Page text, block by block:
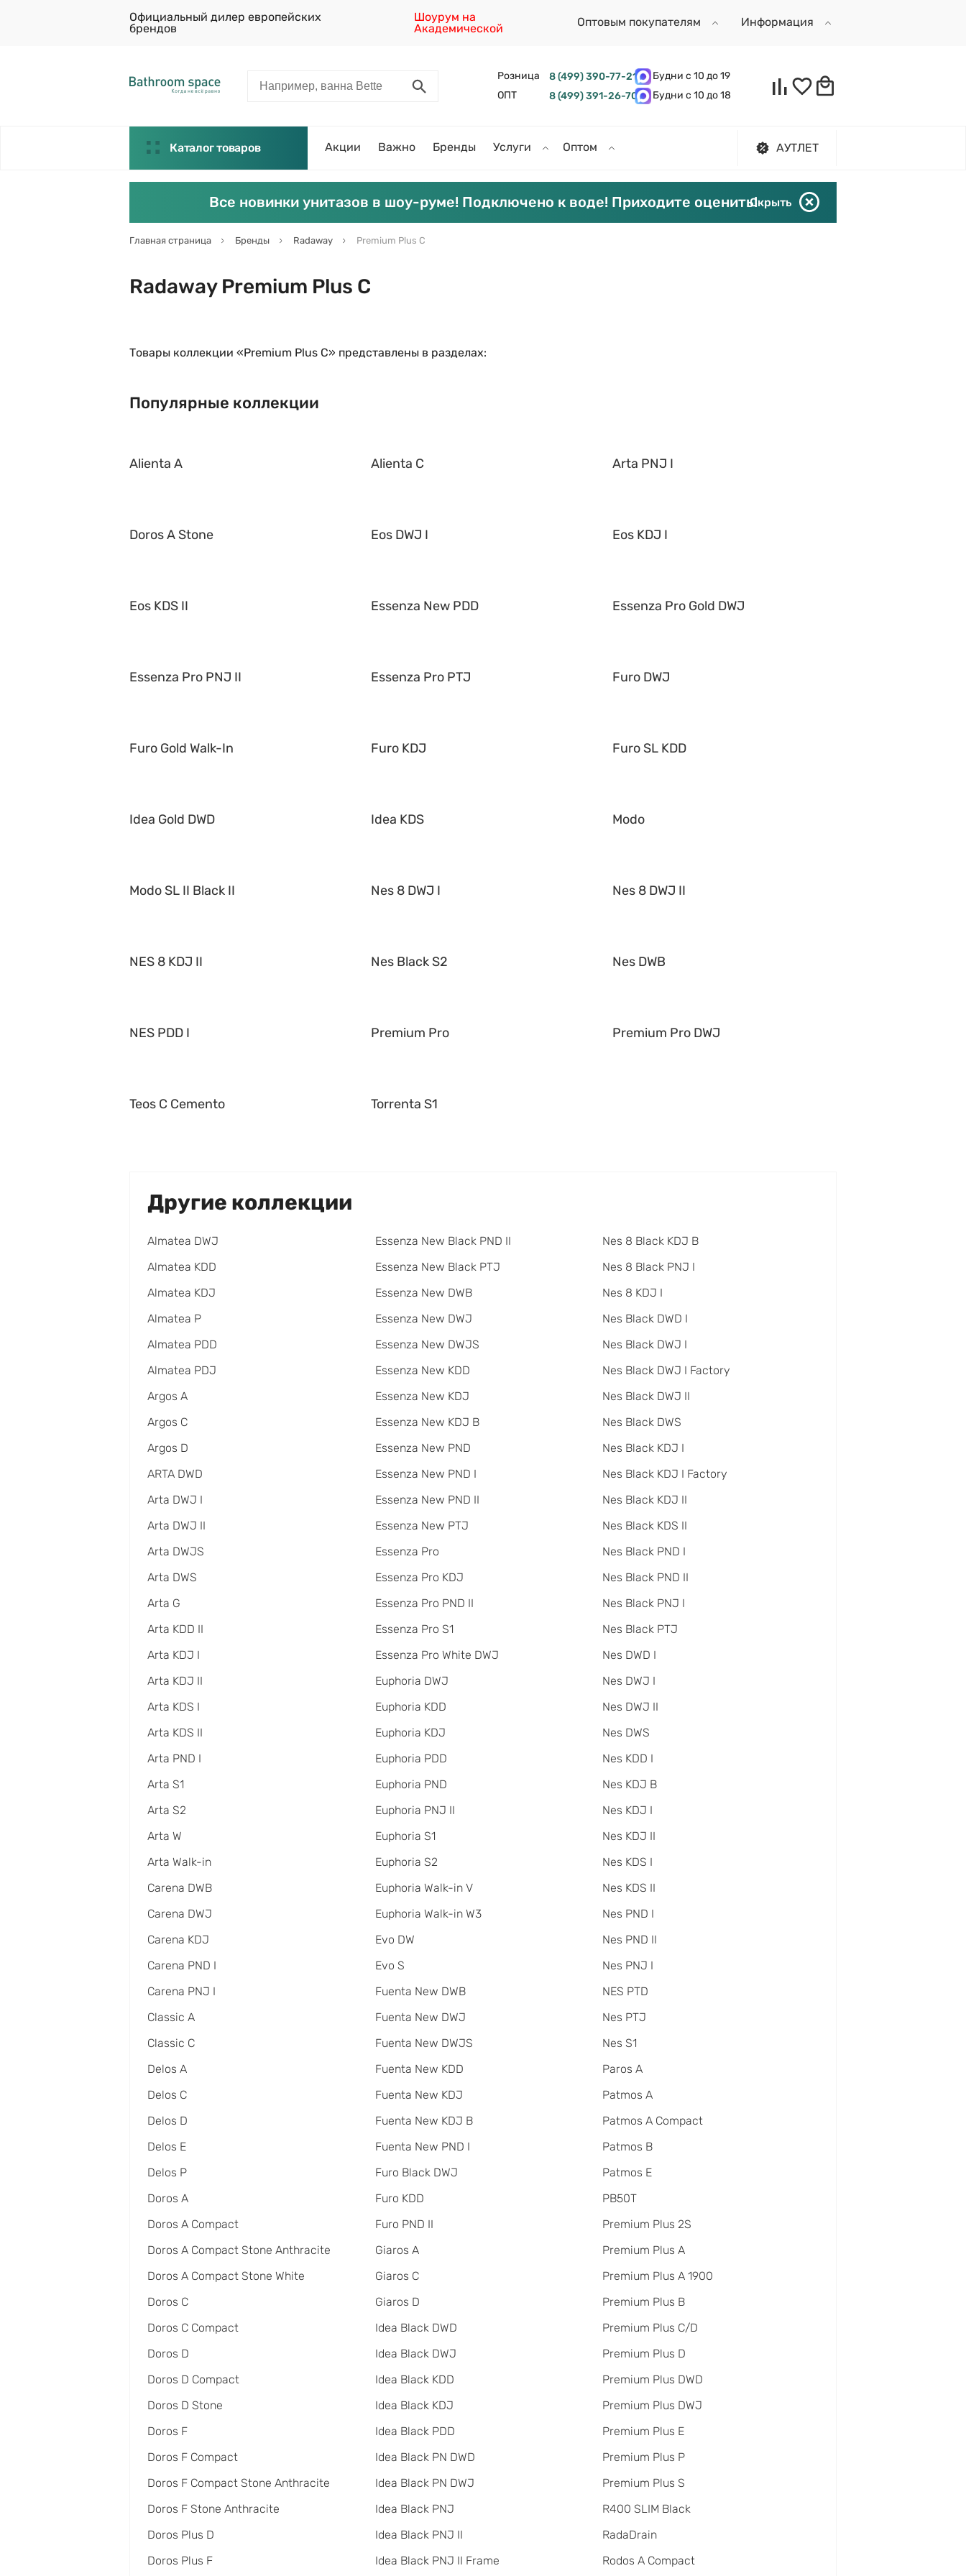
Официальный дилер европейских
брендов
Шоурум на
Академической
Оптовым покупателям Информация
Розница 8 (499) 390-77-21
Будни с 10 до 19
ОПТ
8 (499) 391-26-70 Будни с 10 до 18
Каталог товаров Акции Важно Бренды Услуги Оптом АУТЛЕТ
Все новинки унитазов в шоу-руме! Подключено к воде! Приходите оценить!Скрыть
Главная страница Бренды Radaway Premium Plus C
Radaway Premium Plus C
Товары коллекции «Premium Plus C» представлены в разделах:
Популярные коллекции
Alienta A Alienta C Arta PNJ I
Doros A Stone Eos DWJ I Eos KDJ I
Eos KDS II Essenza New PDD Essenza Pro Gold DWJ
Essenza Pro PNJ II Essenza Pro PTJ Furo DWJ
Furo Gold Walk-In Furo KDJ Furo SL KDD
Idea Gold DWD Idea KDS Modo
Modo SL II Black II Nes 8 DWJ I Nes 8 DWJ II
NES 8 KDJ II Nes Black S2 Nes DWB
NES PDD I Premium Pro Premium Pro DWJ
Teos C Cemento Torrenta S1
Другие коллекции
Almatea DWJ
Almatea KDD
Almatea KDJ
Almatea P
Almatea PDD
Almatea PDJ
Argos A
Argos C
Argos D
ARTA DWD
Arta DWJ I
Arta DWJ II
Arta DWJS
Arta DWS
Arta G
Arta KDD II
Arta KDJ I
Arta KDJ II
Arta KDS I
Arta KDS II
Arta PND I
Arta S1
Arta S2
Arta W
Arta Walk-in
Carena DWB
Carena DWJ
Carena KDJ
Carena PND I
Carena PNJ I
Classic A
Classic C
Delos A
Delos C
Delos D
Delos E
Delos P
Doros A
Doros A Compact
Doros A Compact Stone Anthracite
Doros A Compact Stone White
Doros C
Doros C Compact
Doros D
Doros D Compact
Doros D Stone
Doros F
Doros F Compact
Doros F Compact Stone Anthracite
Doros F Stone Anthracite
Doros Plus D
Doros Plus F
Essenza New Black PND II
Essenza New Black PTJ
Essenza New DWB
Essenza New DWJ
Essenza New DWJS
Essenza New KDD
Essenza New KDJ
Essenza New KDJ B
Essenza New PND
Essenza New PND I
Essenza New PND II
Essenza New PTJ
Essenza Pro
Essenza Pro KDJ
Essenza Pro PND II
Essenza Pro S1
Essenza Pro White DWJ
Euphoria DWJ
Euphoria KDD
Euphoria KDJ
Euphoria PDD
Euphoria PND
Euphoria PNJ II
Euphoria S1
Euphoria S2
Euphoria Walk-in V
Euphoria Walk-in W3
Evo DW
Evo S
Fuenta New DWB
Fuenta New DWJ
Fuenta New DWJS
Fuenta New KDD
Fuenta New KDJ
Fuenta New KDJ B
Fuenta New PND I
Furo Black DWJ
Furo KDD
Furo PND II
Giaros A
Giaros C
Giaros D
Idea Black DWD
Idea Black DWJ
Idea Black KDD
Idea Black KDJ
Idea Black PDD
Idea Black PN DWD
Idea Black PN DWJ
Idea Black PNJ
Idea Black PNJ II
Idea Black PNJ II Frame
Nes 8 Black KDJ B
Nes 8 Black PNJ I
Nes 8 KDJ I
Nes Black DWD I
Nes Black DWJ I
Nes Black DWJ I Factory
Nes Black DWJ II
Nes Black DWS
Nes Black KDJ I
Nes Black KDJ I Factory
Nes Black KDJ II
Nes Black KDS II
Nes Black PND I
Nes Black PND II
Nes Black PNJ I
Nes Black PTJ
Nes DWD I
Nes DWJ I
Nes DWJ II
Nes DWS
Nes KDD I
Nes KDJ B
Nes KDJ I
Nes KDJ II
Nes KDS I
Nes KDS II
Nes PND I
Nes PND II
Nes PNJ I
NES PTD
Nes PTJ
Nes S1
Paros A
Patmos A
Patmos A Compact
Patmos B
Patmos E
PB50T
Premium Plus 2S
Premium Plus A
Premium Plus A 1900
Premium Plus B
Premium Plus C/D
Premium Plus D
Premium Plus DWD
Premium Plus DWJ
Premium Plus E
Premium Plus P
Premium Plus S
R400 SLIM Black
RadаDrain
Rodos A Compact